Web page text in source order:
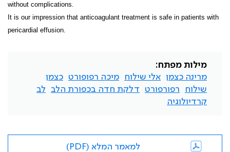
without complications.
It is our impression that anticoagulant treatment is safe in patients with
pericardial effusion.
מילות מפתח:
מרינה כצמן אלי שילוח מיכה רפופורט
כצמן
שילוח
רפורפורט דלקת חדה בכפורת הלב
לב
קרדיולוגיה
למאמר המלא (PDF)